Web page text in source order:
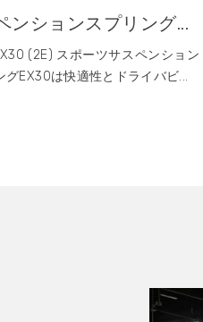
ンションスプリング...
(2E) スポーツサスペンション
EX30は快適性とドライバビ...